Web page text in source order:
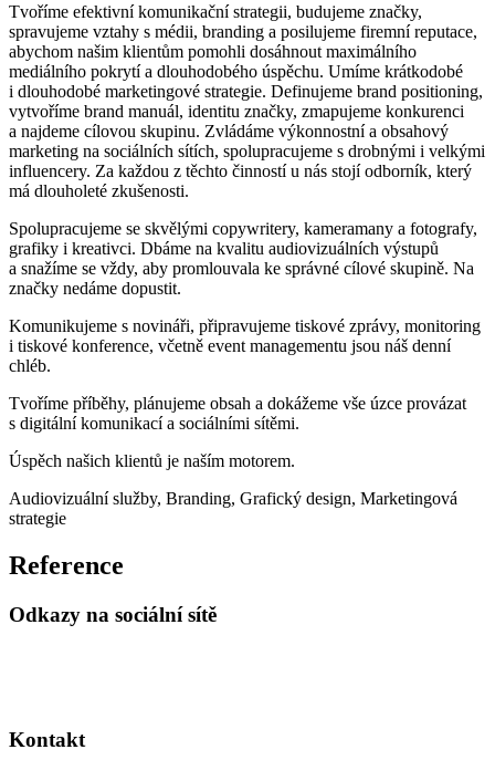
Tvoříme efektivní komunikační strategii, budujeme značky,
spravujeme vztahy s médii, branding a posilujeme firemní reputace,
abychom našim klientům pomohli dosáhnout maximálního
mediálního pokrytí a dlouhodobého úspěchu. Umíme krátkodobé
i dlouhodobé marketingové strategie. Definujeme brand positioning,
vytvoříme brand manuál, identitu značky, zmapujeme konkurenci
a najdeme cílovou skupinu. Zvládáme výkonnostní a obsahový
marketing na sociálních sítích, spolupracujeme s drobnými i velkými
influencery. Za každou z těchto činností u nás stojí odborník, který
má dlouholeté zkušenosti.
Spolupracujeme se skvělými copywritery, kameramany a fotografy,
grafiky i kreativci. Dbáme na kvalitu audiovizuálních výstupů
a snažíme se vždy, aby promlouvala ke správné cílové skupině. Na
značky nedáme dopustit.
Komunikujeme s novináři, připravujeme tiskové zprávy, monitoring
i tiskové konference, včetně event managementu jsou náš denní
chléb.
Tvoříme příběhy, plánujeme obsah a dokážeme vše úzce provázat
s digitální komunikací a sociálními sítěmi.
Úspěch našich klientů je naším motorem.
Audiovizuální služby, Branding, Grafický design, Marketingová
strategie
Reference
Odkazy na sociální sítě
Kontakt